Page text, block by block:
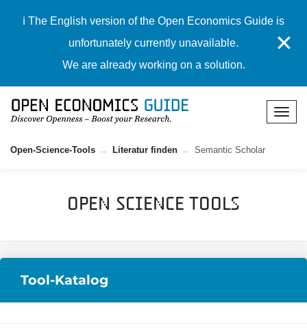
ℹ️ The English version of the Open Economics Guide is
unfortunately currently unavailable.
We are already working on a solution.
✕
Open-Science-Tools Literatur finden Semantic Scholar
Open Science Tools
Tool-Katalog